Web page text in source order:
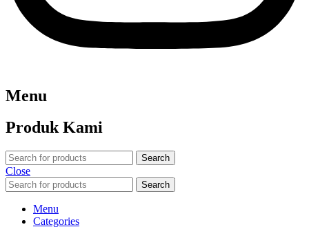
Menu
Produk Kami
Search
Close
Search
Menu
Categories